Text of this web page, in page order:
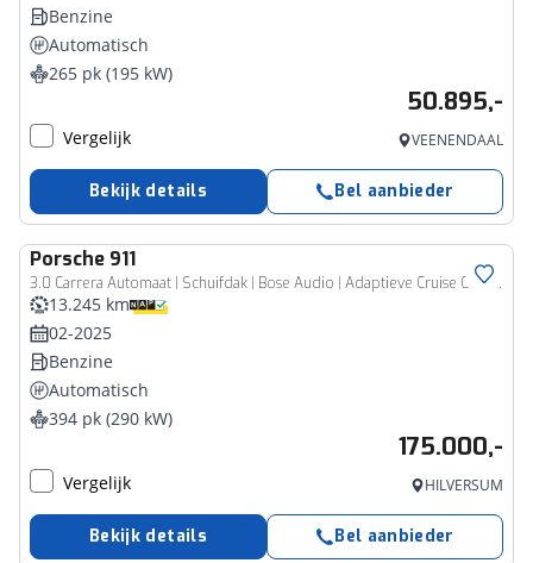
Benzine
Automatisch
265 pk (195 kW)
50.895,-
Vergelijk VEENENDAAL
Bekijk details Bel aanbieder
Porsche 911
3.0 Carrera Automaat | Schuifdak | Bose Audio | Adaptieve Cruise Control | Matrix LED | Sportuitlaat | Sfeerverlichting | Stuur en Stoelverwarming | PASM Onderstel
13.245 km
02-2025
Benzine
Automatisch
394 pk (290 kW)
175.000,-
Vergelijk HILVERSUM
Bekijk details Bel aanbieder